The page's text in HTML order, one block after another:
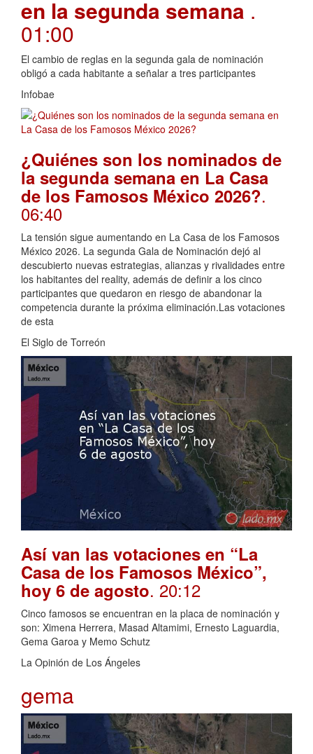
en la segunda semana .
01:00
El cambio de reglas en la segunda gala de nominación
obligó a cada habitante a señalar a tres participantes
Infobae
¿Quiénes son los nominados de
la segunda semana en La Casa
de los Famosos México 2026?.
06:40
La tensión sigue aumentando en La Casa de los Famosos
México 2026. La segunda Gala de Nominación dejó al
descubierto nuevas estrategias, alianzas y rivalidades entre
los habitantes del reality, además de definir a los cinco
participantes que quedaron en riesgo de abandonar la
competencia durante la próxima eliminación.Las votaciones
de esta
El Siglo de Torreón
Así van las votaciones en “La
Casa de los Famosos México”,
hoy 6 de agosto. 20:12
Cinco famosos se encuentran en la placa de nominación y
son: Ximena Herrera, Masad Altamimi, Ernesto Laguardia,
Gema Garoa y Memo Schutz
La Opinión de Los Ángeles
gema